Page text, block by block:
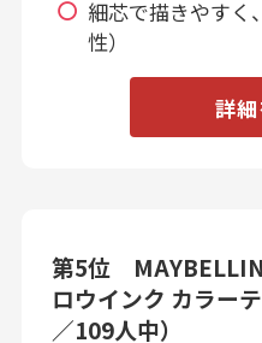
細芯で描きやすく
性）
詳
第5位
ロウインク カラー
／109人中）